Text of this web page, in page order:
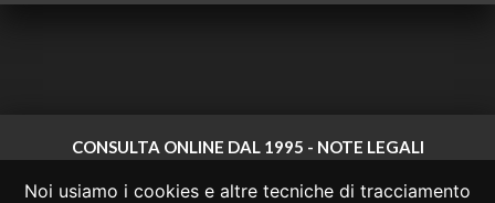
Noi usiamo i cookies e altre tecniche di tracciamento
CONSULTA ONLINE DAL 1995 - NOTE LEGALI
Consulta OnLine non ha prodotto e non è responsabile per i contenuti e